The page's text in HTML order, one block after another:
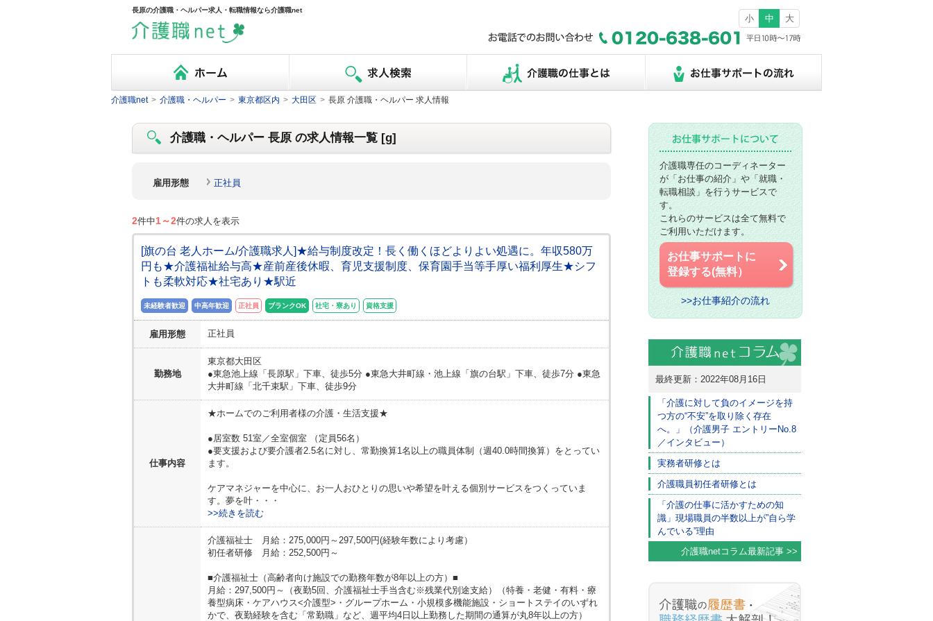
長原の介護職・ヘルパー求人・転職情報なら介護職net
小 中 大
介護職net > 介護職・ヘルパー > 東京都区内 > 大田区 > 長原 介護職・ヘルパー 求人情報
介護職・ヘルパー 長原 の求人情報一覧 [g]
雇用形態 正社員
2件中1～2件の求人を表示
[旗の台 老人ホーム/介護職求人]★給与制度改定！長く働くほどよりよい処遇に。年収580万
円も★介護福祉給与高★産前産後休暇、育児支援制度、保育園手当等手厚い福利厚生★シフ
トも柔軟対応★社宅あり★駅近
未経験者歓迎 中高年歓迎 正社員 ブランクOK 社宅・寮あり 資格支援
雇用形態 正社員
勤務地
東京都大田区
●東急池上線「長原駅」下車、徒歩5分 ●東急大井町線・池上線「旗の台駅」下車、徒歩7分 ●東急
大井町線「北千束駅」下車、徒歩9分
仕事内容
★ホームでのご利用者様の介護・生活支援★
●居室数 51室／全室個室 （定員56名）
●要支援および要介護者2.5名に対し、常勤換算1名以上の職員体制（週40.0時間換算）をとってい
ます。
ケアマネジャーを中心に、お一人おひとりの思いや希望を叶える個別サービスをつくっていま
す。夢を叶・・・
>>続きを読む
介護福祉士 月給：275,000円～297,500円(経験年数により考慮）
初任者研修 月給：252,500円～
■介護福祉士（高齢者向け施設での勤務年数が8年以上の方）■
月給：297,500円～（夜勤5回、介護福祉士手当含む※残業代別途支給）（特養・老健・有料・療
養型病床・ケアハウス<介護型>・グループホーム・小規模多機能施設・ショートステイのいずれ
かで、夜勤経験を含む「常勤職」など、週平均4日以上勤務した期間の通算が丸8年以上の方）
介護職専任のコーディネーター
が「お仕事の紹介」や「就職・
転職相談」を行うサービスで
す。
これらのサービスは全て無料で
ご利用いただけます。
お仕事サポートに
登録する(無料）
>>お仕事紹介の流れ
最終更新：2022年08月16日
「介護に対して負のイメージを持
つ方の“不安”を取り除く存在
へ。」（介護男子 エントリーNo.8
／インタビュー）
実務者研修とは
介護職員初任者研修とは
「介護の仕事に活かすための知
識」現場職員の半数以上が”自ら学
んでいる”理由
介護職netコラム最新記事 >>